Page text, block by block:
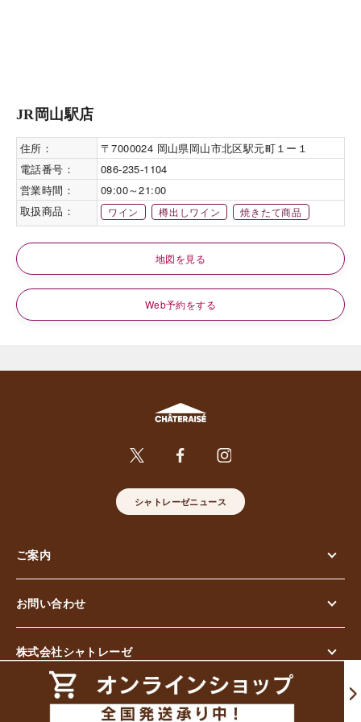
JR岡山駅店
住所：
〒7000024 岡山県岡山市北区駅元町１ー１
電話番号：
086-235-1104
営業時間：
09:00～21:00
取扱商品：
ワイン 樽出しワイン 焼きたて商品
地図を見る
Web予約をする
シャトレーゼニュース
ご案内
お問い合わせ
株式会社シャトレーゼ
© Chateraise Co.,Ltd. All Rights Reserved.